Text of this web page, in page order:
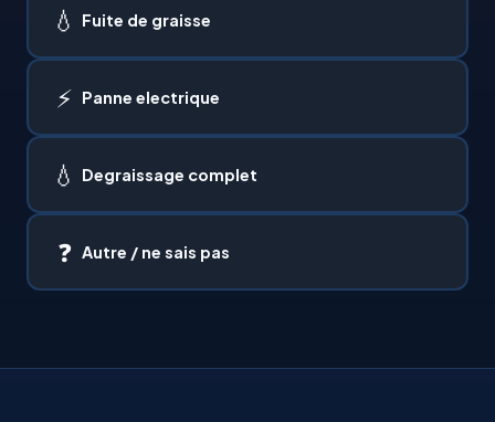
💧 Fuite de graisse
⚡ Panne electrique
💧 Degraissage complet
❓ Autre / ne sais pas